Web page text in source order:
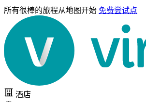
所有很棒的旅程从地图开始 免费尝试点
酒店